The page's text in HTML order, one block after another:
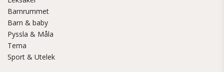
Barnrummet
Barn & baby
Pyssla & Måla
Tema
Sport & Utelek